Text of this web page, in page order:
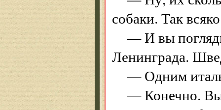
собаки. Так
— И вы
Ленинграда.
— Одним
— Конечно. Вы